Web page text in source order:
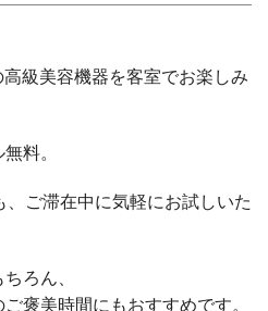
級美容機器を客室でお楽しみ
料。
ご滞在中に気軽にお試しいた
ろん、
褒美時間にもおすすめです。